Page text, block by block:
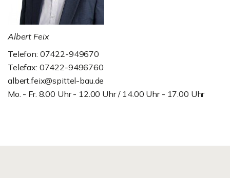
Albert Feix
Telefon: 07422-949670
Telefax: 07422-9496760
albert.feix@spittel-bau.de
Mo. - Fr. 8.00 Uhr - 12.00 Uhr / 14.00 Uhr - 17.00 Uhr